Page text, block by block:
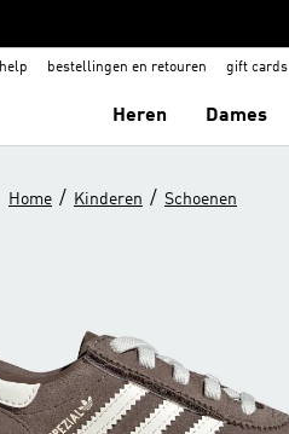
help bestellingen en retouren gift cards
Heren Dames
Home / Kinderen / Schoenen